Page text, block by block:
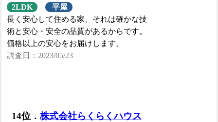
2LDK
平屋
⾧く安心して住める家、それは確かな技
術と安心・安全の品質があるからです。
価格以上の安心をお届けします。
調査日：2023/05/23
14位．株式会社らくらくハウス